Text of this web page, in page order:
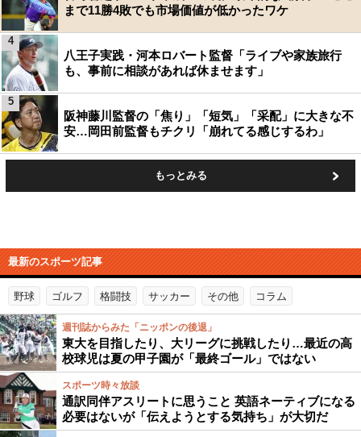
まで11勝4敗でも市場価値が低かったワケ
八王子実践・河本ロバート監督「ライブや家族旅行
も、事前に相談があれば休ませます」
4
阪神藤川監督の「焦り」「短気」「采配」に大きな不
安…岡田前監督もチクリ「崩れてる感じするわ」
5
もっとみる
最新のスポーツ記事
野球 ゴルフ 格闘技 サッカー その他 コラム
週刊誌からみた「ニッポンの後退」
東大を目指したり、大リーグに挑戦したり…最近の高
校球児は夏の甲子園が「最終ゴール」ではない
スポーツ時々放談
通訳同伴アスリートに思うこと 英語ネーティブになる
必要はないが「伝えようとする気持ち」が大切だ